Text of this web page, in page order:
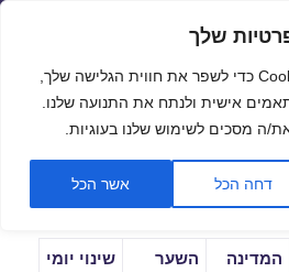
פתח
שלך
אנו משתמשים בקובצי Cookie כדי לשפר את חווית הגלישה שלך,
אישית ולנתח את התנועה שלנו.
ה מסכים לשימוש שלנו בעוגיות.
דחה הכל אשר הכל
– שער יציג
תפריטים
ווידג'טים
לתאריך
המדינה השער שינוי יומי